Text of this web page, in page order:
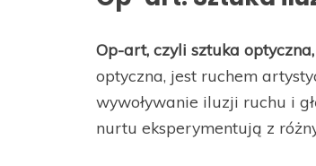
Op-art, czyli sztuka
optyczna, jest ruchem
wywoływanie iluzji ruchu i
nurtu eksperymentują z